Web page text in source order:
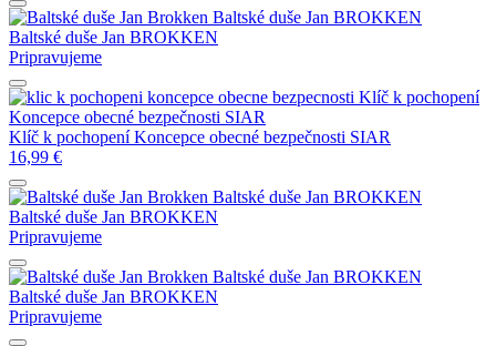
Baltské duše Jan BROKKEN
Baltské duše Jan BROKKEN
Pripravujeme
Klíč k pochopení
Koncepce obecné bezpečnosti SIAR
Klíč k pochopení Koncepce obecné bezpečnosti SIAR
16,99 €
Baltské duše Jan BROKKEN
Baltské duše Jan BROKKEN
Pripravujeme
Baltské duše Jan BROKKEN
Baltské duše Jan BROKKEN
Pripravujeme